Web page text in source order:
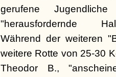
gerufene
"herausfordernde
Während der weiteren
weitere Rotte von 25-30
Theodor B.,